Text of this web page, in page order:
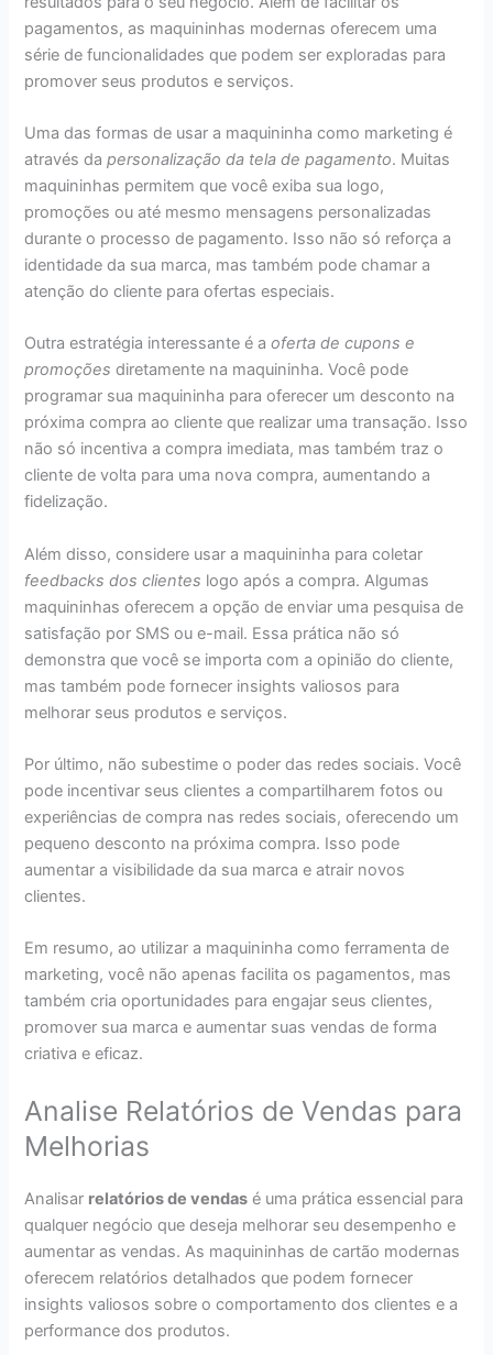
pagamentos, as maquininhas modernas oferecem uma
série de funcionalidades que podem ser exploradas para
promover seus produtos e serviços.
Uma das formas de usar a maquininha como marketing é
através dapersonalização da tela de pagamento. Muitas
maquininhas permitem que você exiba sua logo,
promoções ou até mesmo mensagens personalizadas
durante o processo de pagamento. Isso não só reforça a
identidade da sua marca, mas também pode chamar a
atenção do cliente para ofertas especiais.
Outra estratégia interessante é aoferta de cupons e
promoções diretamente na maquininha. Você pode
programar sua maquininha para oferecer um desconto na
próxima compra ao cliente que realizar uma transação. Isso
não só incentiva a compra imediata, mas também traz o
cliente de volta para uma nova compra, aumentando a
fidelização.
Além disso, considere usar a maquininha para coletar
feedbacks dos clientes logo após a compra. Algumas
maquininhas oferecem a opção de enviar uma pesquisa de
satisfação por SMS ou e-mail. Essa prática não só
demonstra que você se importa com a opinião do cliente,
mas também pode fornecer insights valiosos para
melhorar seus produtos e serviços.
Por último, não subestime o poder das redes sociais. Você
pode incentivar seus clientes a compartilharem fotos ou
experiências de compra nas redes sociais, oferecendo um
pequeno desconto na próxima compra. Isso pode
aumentar a visibilidade da sua marca e atrair novos
clientes.
Em resumo, ao utilizar a maquininha como ferramenta de
marketing, você não apenas facilita os pagamentos, mas
também cria oportunidades para engajar seus clientes,
promover sua marca e aumentar suas vendas de forma
criativa e eficaz.
Analise Relatórios de Vendas para
Melhorias
Analisar relatórios de vendas é uma prática essencial para
qualquer negócio que deseja melhorar seu desempenho e
aumentar as vendas. As maquininhas de cartão modernas
oferecem relatórios detalhados que podem fornecer
insights valiosos sobre o comportamento dos clientes e a
performance dos produtos.